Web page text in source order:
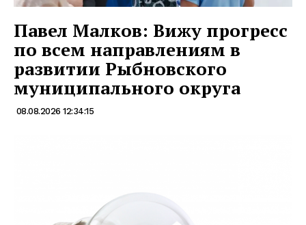
Павел Малков: Вижу прогресс
по всем направлениям в
развитии Рыбновского
муниципального округа
08.08.2026 12:34:15